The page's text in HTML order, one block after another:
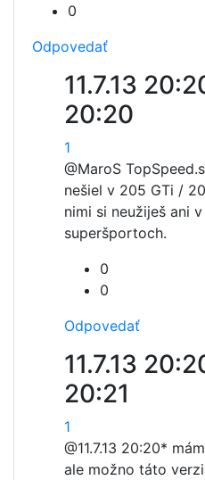
0
Odpovedať
11.7.13
20:20
1
@MaroS
nešiel v 205 GTi /
nimi si neužiješ ani
superšportoch.
0
0
Odpovedať
11.7.13
20:21
1
@11.7.13 20:20*
ale možno táto